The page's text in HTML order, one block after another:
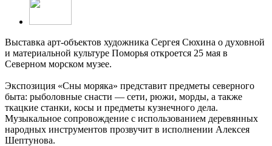
Выставка арт-объектов художника Сергея Сюхина о духовной
и материальной культуре Поморья откроется 25 мая в
Северном морском музее.
Экспозиция «Сны моряка» представит предметы северного
быта: рыболовные снасти — сети, рюжи, морды, а также
ткацкие станки, косы и предметы кузнечного дела.
Музыкальное сопровождение с использованием деревянных
народных инструментов прозвучит в исполнении Алексея
Шептунова.